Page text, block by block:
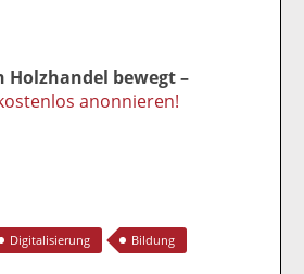
Holzhandel bewegt –
anonnieren!
Digitalisierung Bildung